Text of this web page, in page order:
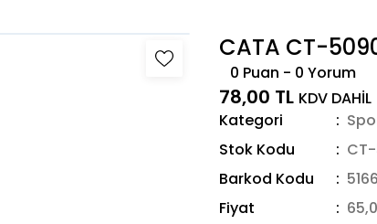
CATA CT-
0 Puan - 0 Yorum
78,00 TL KDV DAHİL
Kategori
Stok Kodu
Barkod Kodu
Fiyat